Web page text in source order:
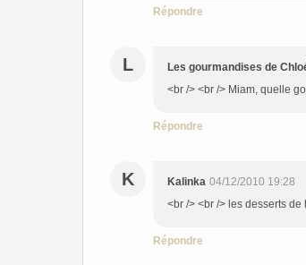
Répondre
L Les gourmandises de
<br /> <br /> Miam, quelle
Répondre
K Kalinka 04/12/2010 19:28
<br /> <br /> les desserts
Répondre